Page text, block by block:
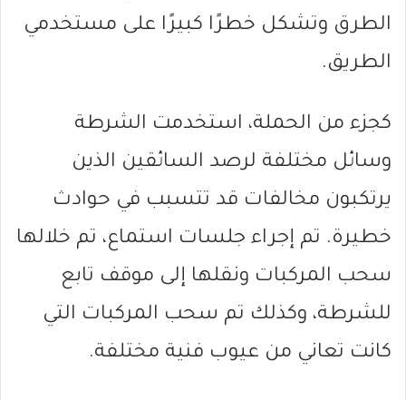
الطرق وتشكل خطرًا كبيرًا على مستخدمي
الطريق.
كجزء من الحملة، استخدمت الشرطة
وسائل مختلفة لرصد السائقين الذين
يرتكبون مخالفات قد تتسبب في حوادث
خطيرة. تم إجراء جلسات استماع، تم خلالها
سحب المركبات ونقلها إلى موقف تابع
للشرطة، وكذلك تم سحب المركبات التي
كانت تعاني من عيوب فنية مختلفة.